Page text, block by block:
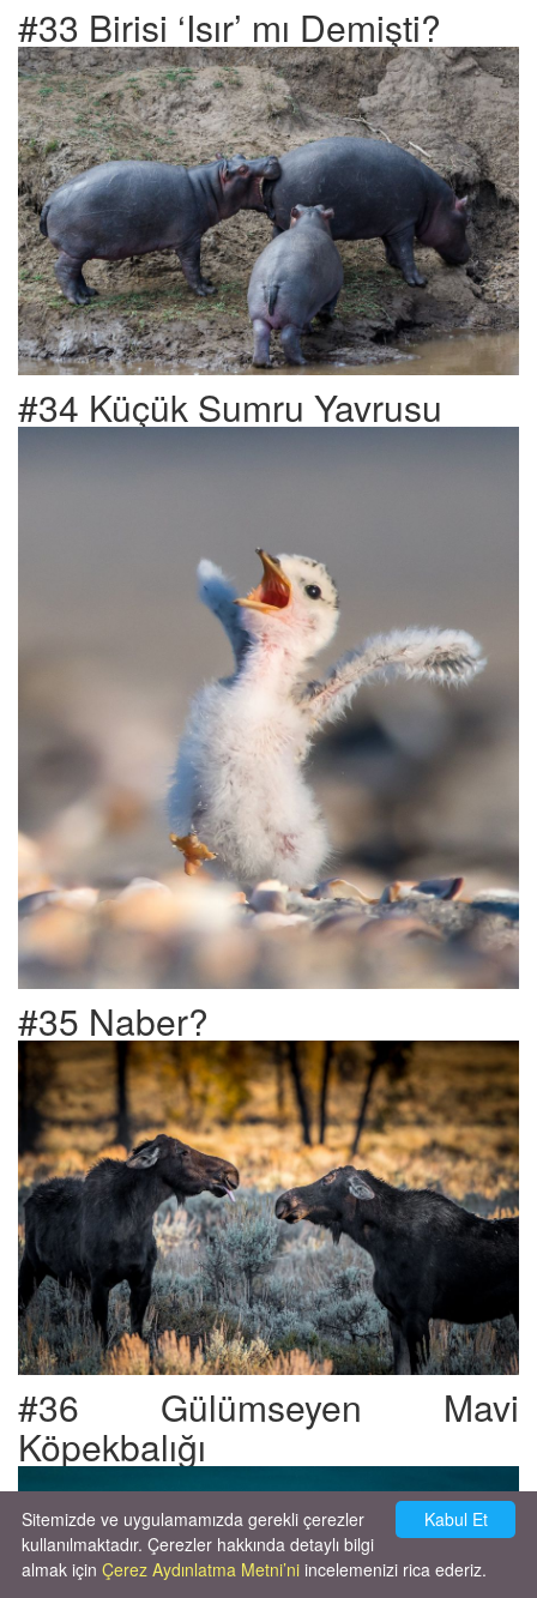
#33 Birisi ‘Isır’ mı Demişti?
#34 Küçük Sumru Yavrusu
#35 Naber?
#36 Gülümseyen Mavi
Köpekbalığı
Kabul Et
Sitemizde ve uygulamamızda gerekli çerezler
kullanılmaktadır. Çerezler hakkında detaylı bilgi
almak için Çerez Aydınlatma Metni’ni incelemenizi rica ederiz.